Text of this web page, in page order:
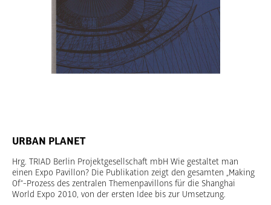
URBAN PLANET
Hrg. TRIAD Berlin Projektgesellschaft mbH Wie gestaltet man
einen Expo Pavillon? Die Publikation zeigt den gesamten „Making
Of“-Prozess des zentralen Themenpavillons für die Shanghai
World Expo 2010, von der ersten Idee bis zur Umsetzung.